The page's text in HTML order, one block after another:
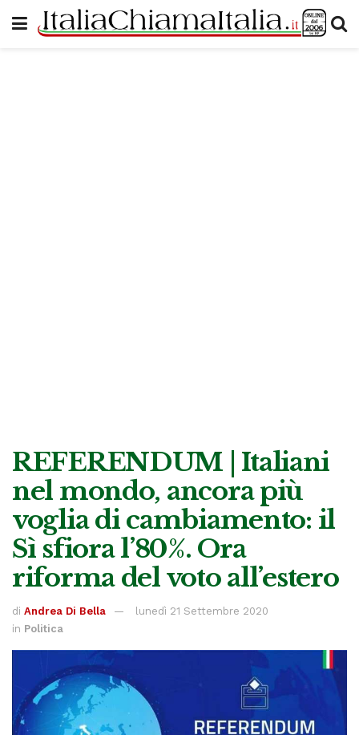
REFERENDUM | Italiani
nel mondo, ancora più
voglia di cambiamento: il
Sì sfiora l’80%. Ora
riforma del voto all’estero
di Andrea Di Bella
lunedì 21 Settembre 2020
in Politica